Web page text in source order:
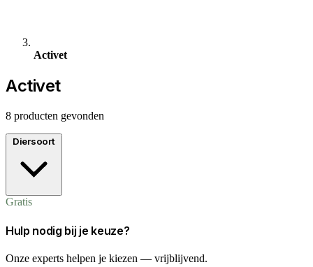
Activet
Activet
8 producten gevonden
Diersoort
Gratis
Hulp nodig bij je keuze?
Onze experts helpen je kiezen — vrijblijvend.